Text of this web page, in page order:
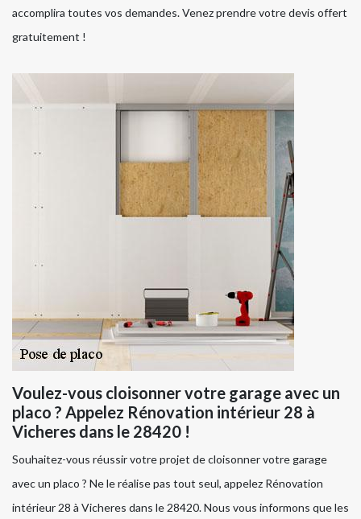
accomplira toutes vos demandes. Venez prendre votre devis offert
gratuitement !
Voulez-vous cloisonner votre garage avec un
placo ? Appelez Rénovation intérieur 28 à
Vicheres dans le 28420 !
Souhaitez-vous réussir votre projet de cloisonner votre garage
avec un placo ? Ne le réalise pas tout seul, appelez Rénovation
intérieur 28 à Vicheres dans le 28420. Nous vous informons que les